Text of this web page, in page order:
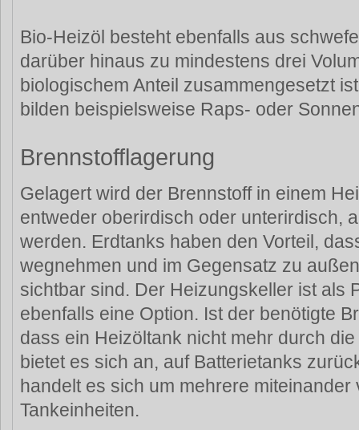
Bio-Heizöl besteht ebenfalls aus
darüber hinaus zu mindestens drei
biologischem Anteil zusammengesetzt
bilden beispielsweise Raps- oder
Brennstofflagerung
Gelagert wird der Brennstoff in einem
entweder oberirdisch oder unterirdisch,
werden. Erdtanks haben den Vorteil,
wegnehmen und im Gegensatz zu
sichtbar sind. Der Heizungskeller ist als
ebenfalls eine Option. Ist der benötigte
dass ein Heizöltank nicht mehr durch
bietet es sich an, auf Batterietanks
handelt es sich um mehrere miteinander
Tankeinheiten.